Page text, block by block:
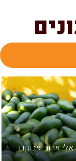
אהוב: אבוקדו